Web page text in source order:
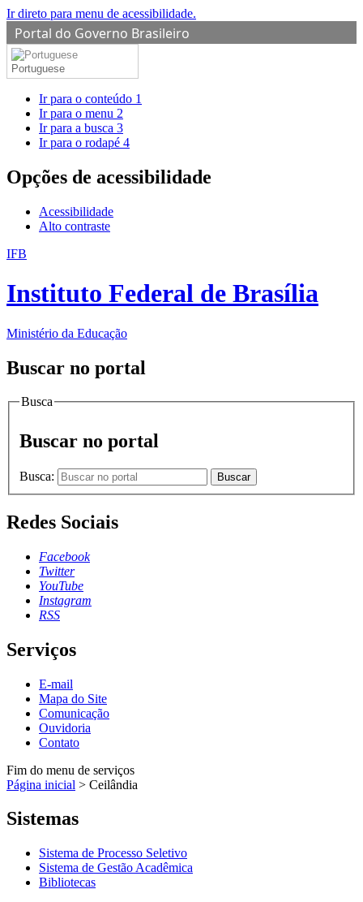
Ir direto para menu de acessibilidade.
Portal do Governo Brasileiro
Portuguese
Ir para o conteúdo 1
Ir para o menu 2
Ir para a busca 3
Ir para o rodapé 4
Opções de acessibilidade
Acessibilidade
Alto contraste
IFB
Instituto Federal de Brasília
Ministério da Educação
Buscar no portal
Busca
Buscar no portal
Busca: Buscar
Redes Sociais
Facebook
Twitter
YouTube
Instagram
RSS
Serviços
E-mail
Mapa do Site
Comunicação
Ouvidoria
Contato
Fim do menu de serviços
Página inicial > Ceilândia
Sistemas
Sistema de Processo Seletivo
Sistema de Gestão Acadêmica
Bibliotecas